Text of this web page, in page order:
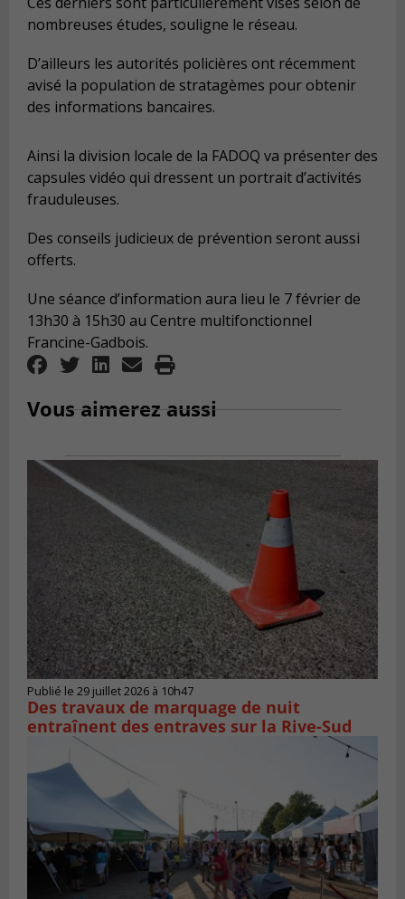
nombreuses études, souligne le réseau.
D’ailleurs les autorités policières ont récemment
avisé la population de stratagèmes pour obtenir
des informations bancaires.
Ainsi la division locale de la FADOQ va présenter des
capsules vidéo qui dressent un portrait d’activités
frauduleuses.
Des conseils judicieux de prévention seront aussi
offerts.
Une séance d’information aura lieu le 7 février de
13h30 à 15h30 au Centre multifonctionnel
Francine-Gadbois.
Vous aimerez aussi
Publié le 29 juillet 2026 à 10h47
Des travaux de marquage de nuit
entraînent des entraves sur la Rive-Sud